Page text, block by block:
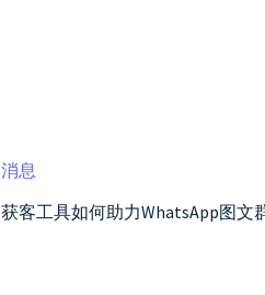
消息
获客工具如何助力WhatsApp图文